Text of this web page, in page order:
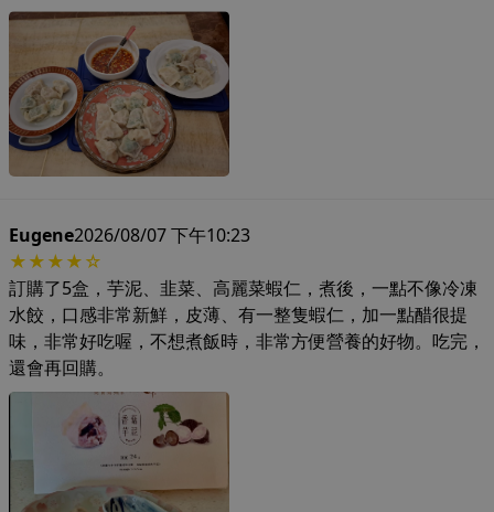
Eugene2026/08/07 下午10:23
★★★★☆
訂購了5盒，芋泥、韭菜、高麗菜蝦仁，煮後，一點不像冷凍
水餃，口感非常新鮮，皮薄、有一整隻蝦仁，加一點醋很提
味，非常好吃喔，不想煮飯時，非常方便營養的好物。吃完，
還會再回購。